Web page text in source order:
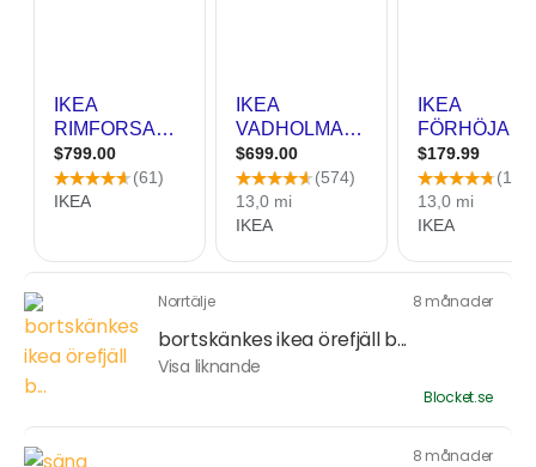
Norrtälje 8 månader
bortskänkes ikea örefjäll b...
Visa liknande
Blocket.se
8 månader